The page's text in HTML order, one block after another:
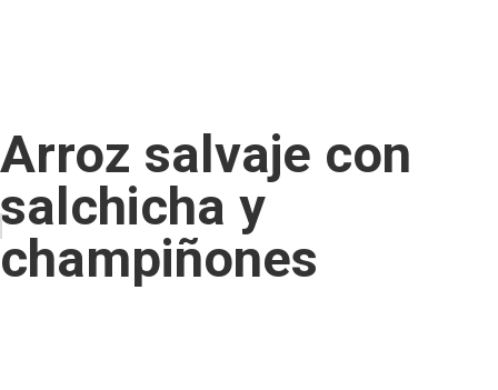
Arroz salvaje con
salchicha y
champiñones